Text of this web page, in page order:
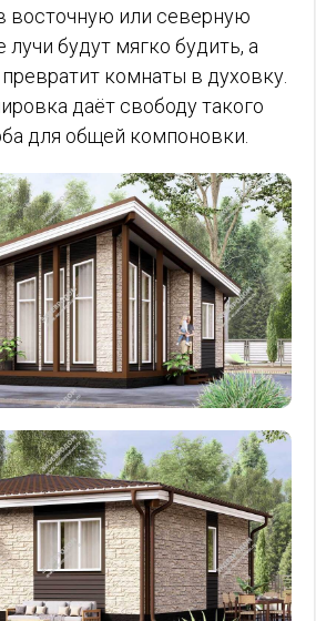
восточную или северную
лучи будут мягко будить, а
комнаты в духовку.
даёт свободу такого
для общей компоновки.